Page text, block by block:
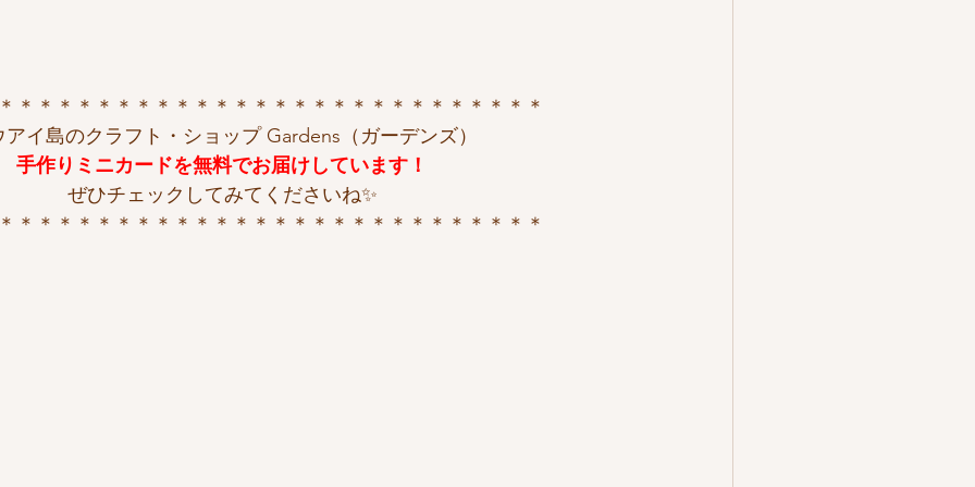
＊＊＊＊＊＊＊＊＊＊＊＊＊＊＊＊＊＊＊＊＊＊＊＊＊＊＊
アイ島のクラフト・ショップ Gardens（ガーデンズ）
手作りミニカードを無料でお届けしています！
ぜひチェックしてみてくださいね✨
＊＊＊＊＊＊＊＊＊＊＊＊＊＊＊＊＊＊＊＊＊＊＊＊＊＊＊